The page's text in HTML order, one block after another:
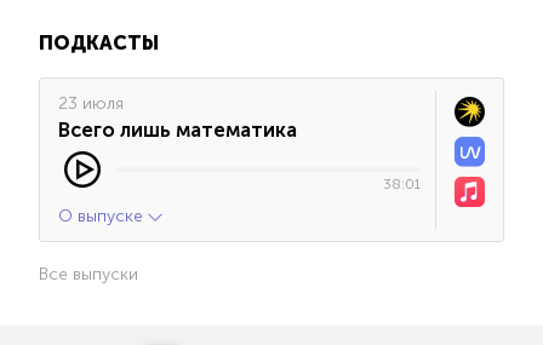
ПОДКАСТЫ
23 июля
Всего лишь математика
38:01
О выпуске
Все выпуски